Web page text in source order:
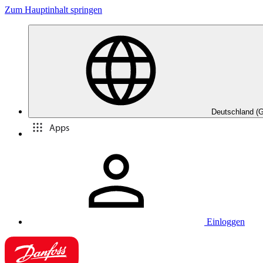
Zum Hauptinhalt springen
Deutschland
Apps
Einloggen